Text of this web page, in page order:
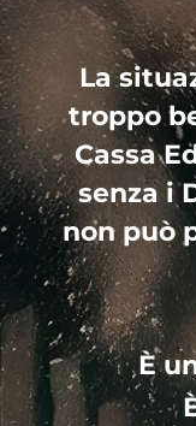
La
troppo
Cassa
senza i
non può
È